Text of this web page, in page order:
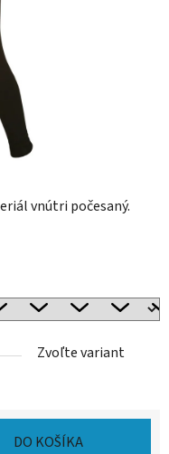
vnútri počesaný.
Zvoľte variant
DO KOŠÍKA